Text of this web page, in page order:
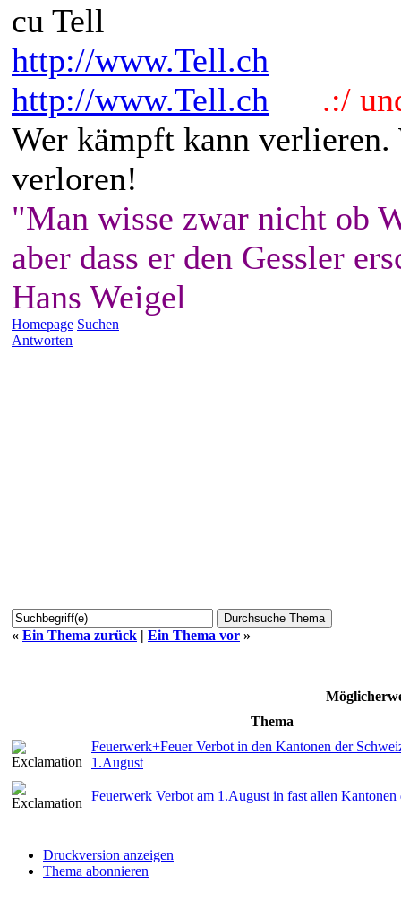
cu Tell
http://www.Tell.ch
http://www.Tell.ch
.:/
Wer kämpft kann
verloren!
"Man wisse zwar nicht ob
aber dass er den Gessler
Hans Weigel
Homepage Suchen
Antworten
« Ein Thema zurück | Ein Thema vor »
Thema
Feuerwerk+Feuer Verbot in den Kantonen der
1.August
Feuerwerk Verbot am 1.August in fast allen Kantonen
Druckversion anzeigen
Thema abonnieren